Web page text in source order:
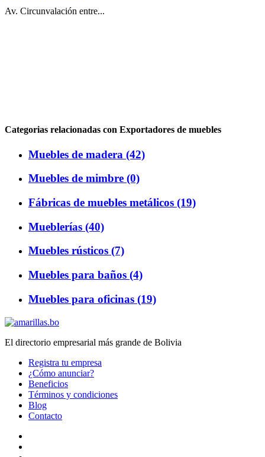
Av. Circunvalación entre...
Categorias relacionadas con Exportadores de muebles
Muebles de madera (42)
Muebles de mimbre (0)
Fábricas de muebles metálicos (19)
Mueblerías (40)
Muebles rústicos (7)
Muebles para baños (4)
Muebles para oficinas (19)
El directorio empresarial más grande de Bolivia
Registra tu empresa
¿Cómo anunciar?
Beneficios
Términos y condiciones
Blog
Contacto